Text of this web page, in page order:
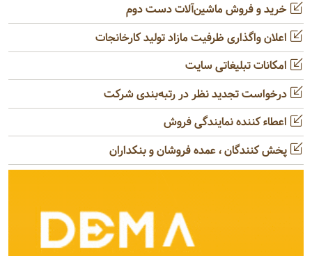
خرید و فروش ماشین‌آلات دست دوم
اعلان واگذاری ظرفیت مازاد تولید کارخانجات
امکانات تبلیغاتی سایت
درخواست تجدید نظر در رتبه‌بندی شرکت
اعطاء کننده نمایندگی فروش
پخش کنندگان ، عمده فروشان و بنکداران